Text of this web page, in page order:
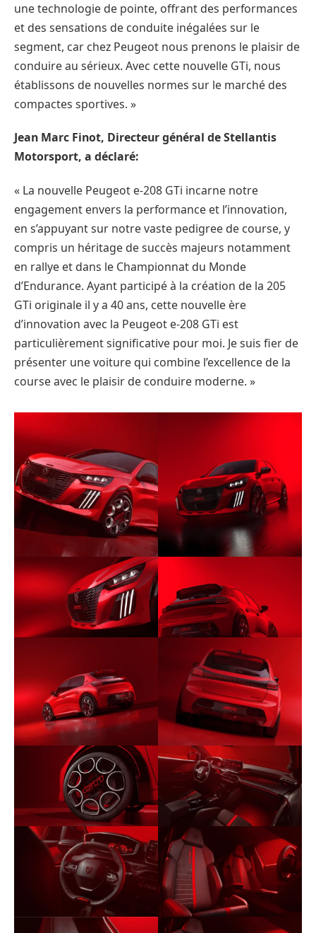
une technologie de pointe, offrant des performances
et des sensations de conduite inégalées sur le
segment, car chez Peugeot nous prenons le plaisir de
conduire au sérieux. Avec cette nouvelle GTi, nous
établissons de nouvelles normes sur le marché des
compactes sportives. »
Jean Marc Finot, Directeur général de Stellantis
Motorsport, a déclaré:
« La nouvelle Peugeot e-208 GTi incarne notre
engagement envers la performance et l’innovation,
en s’appuyant sur notre vaste pedigree de course, y
compris un héritage de succès majeurs notamment
en rallye et dans le Championnat du Monde
d’Endurance. Ayant participé à la création de la 205
GTi originale il y a 40 ans, cette nouvelle ère
d’innovation avec la Peugeot e-208 GTi est
particulièrement significative pour moi. Je suis fier de
présenter une voiture qui combine l’excellence de la
course avec le plaisir de conduire moderne. »